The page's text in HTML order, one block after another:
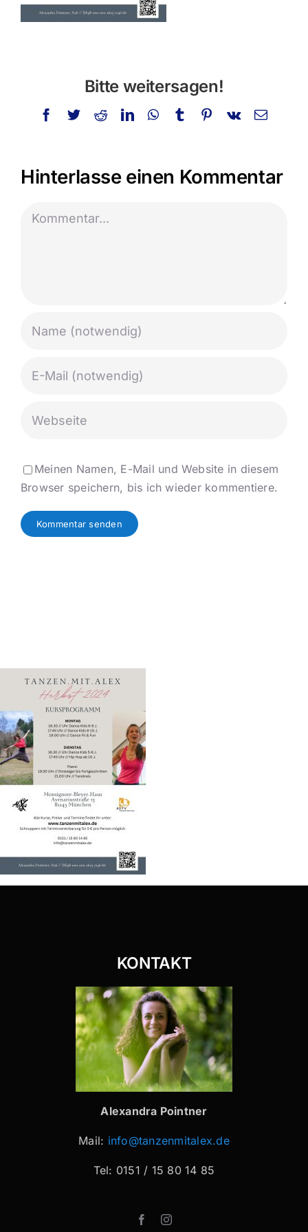
Bitte weitersagen!
Facebook
TwitterRedditLinkedInWhatsApp
TumblrPinterest
Vk
E-
Hinterlasse einen Kommentar
Kommentar
Meinen Namen, E-Mail und Website in diesem
Browser speichern, bis ich wieder kommentiere.
KONTAKT
Alexandra Pointner
Mail: info@tanzenmitalex.de
Tel: 0151 / 15 80 14 85